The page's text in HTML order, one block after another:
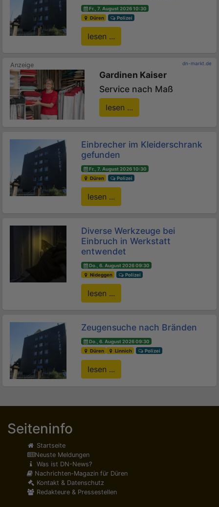
Fr., 7. August 2026 10:30
Düren
Polizei
lesen ...
dn-markt.de
Gardinen Kaiser
Service nach Maß
lesen ...
Einbrecher im Kleiderschrank
gefunden
Fr., 7. August 2026 10:30
Düren
Polizei
lesen ...
Diverse Werkzeuge bei
Einbruch in Werkstatt
entwendet
Do., 6. August 2026 09:30
Nideggen
Polizei
lesen ...
Zeugensuche nach Bränden
Do., 6. August 2026 09:30
Düren
Linnich Polizei
lesen ...
Seiteninfo
Startseite
Neuste Meldungen
Was ist DN-News?
Nachrichten-Magazin für Düren
Kontakt & Datenschutz
Redakteure & Pressestellen